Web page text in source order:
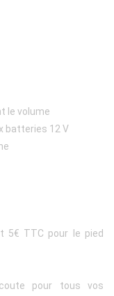
le volume
batteries 12 V
5€ TTC pour le pied
pour tous vos